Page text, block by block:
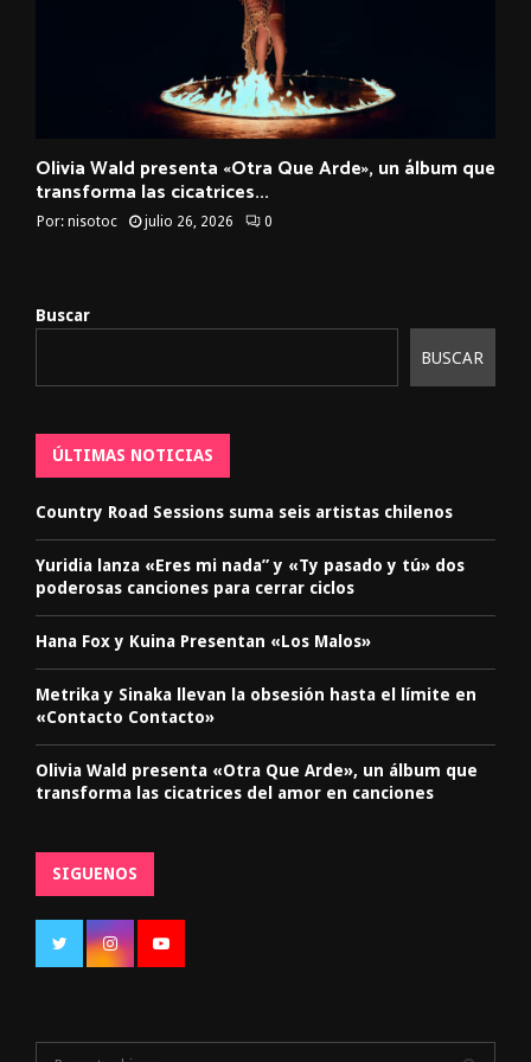
Olivia Wald presenta «Otra Que Arde», un álbum que
transforma las cicatrices...
Por: nisotoc julio 26, 2026 0
Buscar
BUSCAR
ÚLTIMAS NOTICIAS
Country Road Sessions suma seis artistas chilenos
Yuridia lanza «Eres mi nada” y «Ty pasado y tú» dos
poderosas canciones para cerrar ciclos
Hana Fox y Kuina Presentan «Los Malos»
Metrika y Sinaka llevan la obsesión hasta el límite en
«Contacto Contacto»
Olivia Wald presenta «Otra Que Arde», un álbum que
transforma las cicatrices del amor en canciones
SIGUENOS